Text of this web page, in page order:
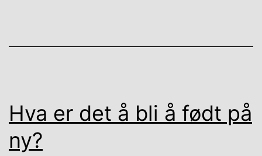
Hva er det å bli å født på
ny?